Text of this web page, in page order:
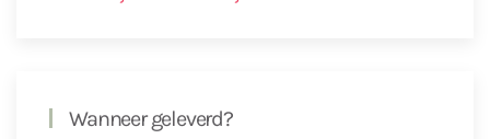
Wanneer geleverd?